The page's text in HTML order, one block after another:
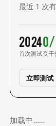
最近 1 次
2024
首次测试
0/
受干
立即测试
加载中……